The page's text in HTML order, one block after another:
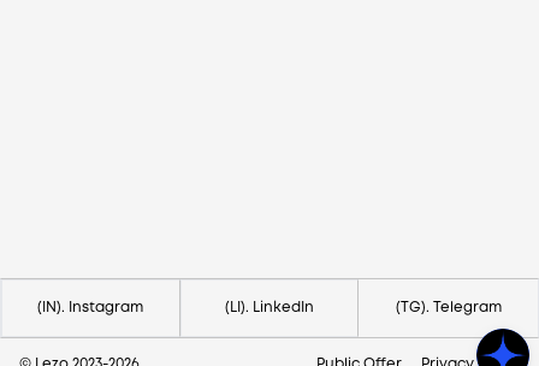
(IN). Instagram (LI). LinkedIn (TG). Telegram